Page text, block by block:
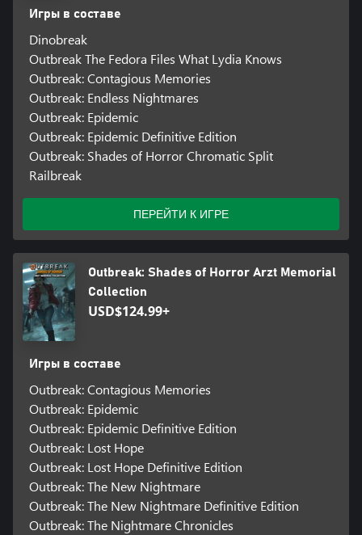
Игры в составе
Dinobreak
Outbreak The Fedora Files What Lydia Knows
Outbreak: Contagious Memories
Outbreak: Endless Nightmares
Outbreak: Epidemic
Outbreak: Epidemic Definitive Edition
Outbreak: Shades of Horror Chromatic Split
Railbreak
ПЕРЕЙТИ К ИГРЕ
Outbreak: Shades of Horror Arzt Memorial
Collection
USD$124.99+
Игры в составе
Outbreak: Contagious Memories
Outbreak: Epidemic
Outbreak: Epidemic Definitive Edition
Outbreak: Lost Hope
Outbreak: Lost Hope Definitive Edition
Outbreak: The New Nightmare
Outbreak: The New Nightmare Definitive Edition
Outbreak: The Nightmare Chronicles